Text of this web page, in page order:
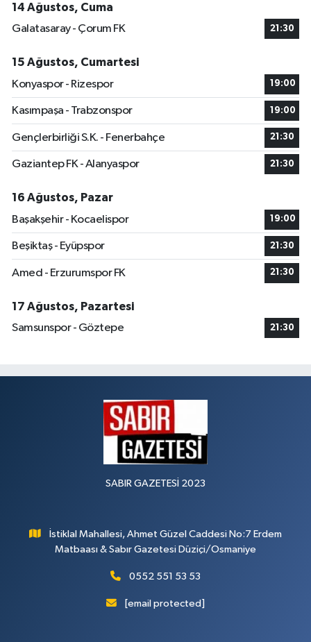
14 Ağustos, Cuma
Galatasaray - Çorum FK
21:30
15 Ağustos, Cumartesi
Konyaspor - Rizespor
19:00
Kasımpaşa - Trabzonspor 19:00
Gençlerbirliği S.K. - Fenerbahçe 21:30
Gaziantep FK - Alanyaspor 21:30
16 Ağustos, Pazar
Başakşehir - Kocaelispor
19:00
Beşiktaş - Eyüpspor 21:30
Amed - Erzurumspor FK 21:30
17 Ağustos, Pazartesi
Samsunspor - Göztepe
21:30
SABIR GAZETESİ 2023
İstiklal Mahallesi, Ahmet Güzel Caddesi No:7 Erdem
Matbaası & Sabır Gazetesi Düziçi/Osmaniye
0552 551 53 53
[email protected]